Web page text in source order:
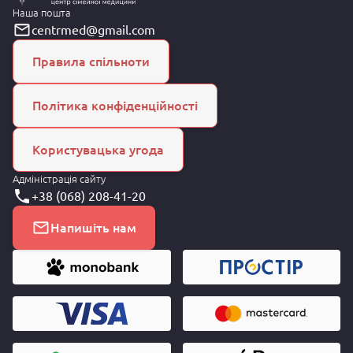
Наша пошта
centrmed@gmail.com
Правила спільноти
Політика конфіденційності
Користувацька угода
Адміністрація сайту
+38 (068) 208-41-20
Напишіть нам